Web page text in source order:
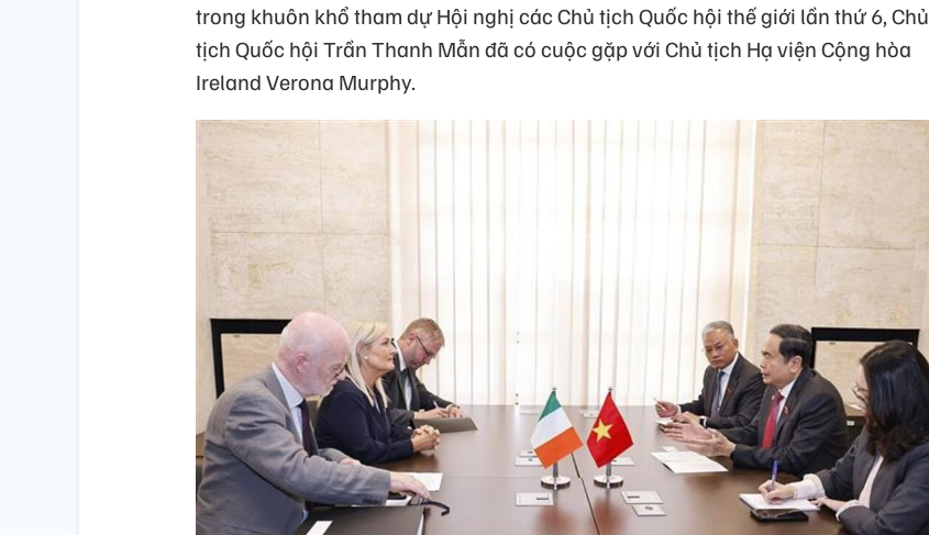
trong khuôn khổ tham dự Hội nghị các Chủ tịch Quốc hội thế giới lần thứ 6, Chủ
tịch Quốc hội Trần Thanh Mẫn đã có cuộc gặp với Chủ tịch Hạ viện Cộng hòa
Ireland Verona Murphy.